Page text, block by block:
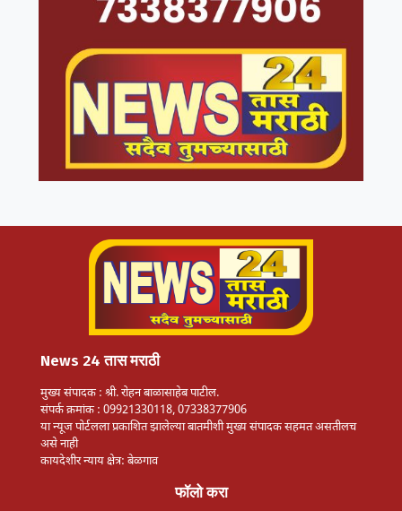
News 24 तास मराठी
मुख्य संपादक : श्री. रोहन बाळासाहेब पाटील.
संपर्क क्रमांक : 09921330118, 07338377906
या न्यूज पोर्टलला प्रकाशित झालेल्या बातमीशी मुख्य संपादक सहमत असतीलच
असे नाही
कायदेशीर न्याय क्षेत्र: बेळगाव
फॉलो करा